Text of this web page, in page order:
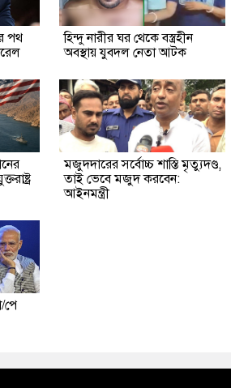
পথ
হিন্দু নারীর ঘর থেকে বস্ত্রহীন
অবস্থায় যুবদল নেতা আটক
মজুদদারের সর্বোচ্চ শাস্তি মৃত্যুদণ্ড,
তাই ভেবে মজুদ করবেন:
আইনমন্ত্রী
পে